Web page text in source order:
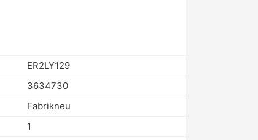
ER2LY129
3634730
Fabrikneu
1